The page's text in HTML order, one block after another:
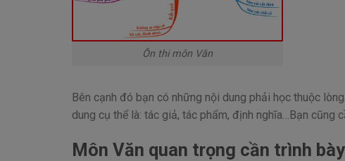
Ôn thi môn Văn
Bên cạnh đó bạn có những nội dung phải học thuộc
dung cụ thể là: tác giả, tác phẩm, định nghĩa…Bạn cũng
Môn Văn quan trọng cần trình